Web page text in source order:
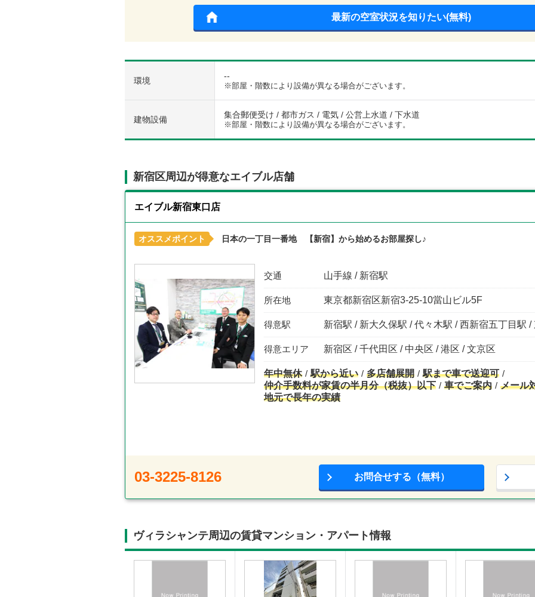
最新の空室状況を知りたい(無料)
環境 --
※部屋・階数により設備が異なる場合がございます。
建物設備 集合郵便受け / 都市ガス / 電気 / 公営上水道 / 下水道
※部屋・階数により設備が異なる場合がございます。
新宿区周辺が得意なエイブル店舗
エイブル新宿東口店
オススメポイント 日本の一丁目一番地 【新宿】から始めるお部屋探し♪
交通 山手線 / 新宿駅
所在地 東京都新宿区新宿3-25-10當山ビル5F
得意駅 新宿駅 / 新大久保駅 / 代々木駅 / 西新宿五丁目駅 /
得意エリア 新宿区 / 千代田区 / 中央区 / 港区 / 文京区
年中無休 駅から近い 多店舗展開
駅まで車で送迎可
仲介手数料が家賃の半月分（税抜）以下
車でご案内 メール
地元で長年の実績
03-3225-8126 お問合せする（無料）
ヴィラシャンテ周辺の賃貸マンション・アパート情報